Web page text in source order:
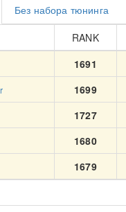
Без набора тюнинга
RANK
1691
1699
1727
1680
1679